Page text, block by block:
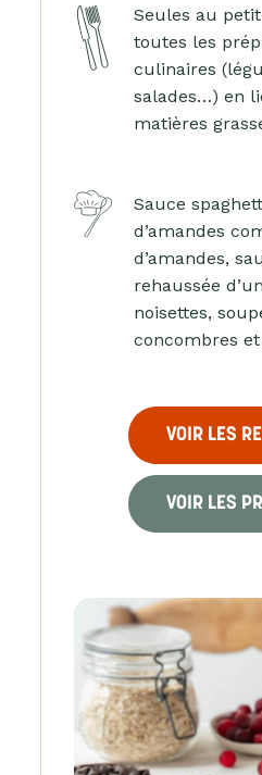
Seules au
toutes les
culinaires
salades…) en
matières
Sauce
d’amandes
d’amandes,
rehaussée
noisettes,
concombres
VOIR LES
VOIR LES